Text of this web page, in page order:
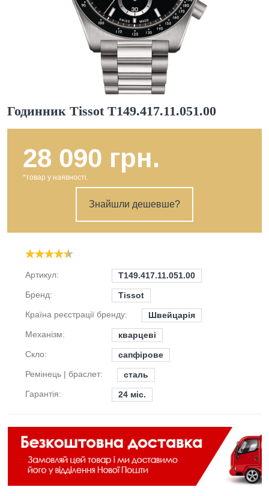
Годинник Tissot T149.417.11.051.00
28 090 грн.
*товар у наявності.
Знайшли дешевше?
Артикул:
T149.417.11.051.00
Бренд:
Tissot
Країна реєстрації бренду:
Швейцарія
Механізм:
кварцеві
Скло:
сапфірове
Ремінець | браслет:
сталь
Гарантія:
24 міс.